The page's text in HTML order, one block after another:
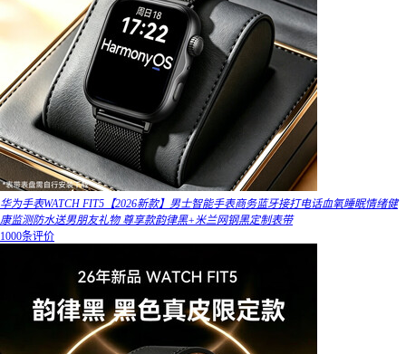
华为手表WATCH FIT5【2026新款】男士智能手表商务蓝牙接打电话血氧睡眠情绪健
康监测防水送男朋友礼物 尊享款韵律黑+米兰网钢黑定制表带
1000条评价